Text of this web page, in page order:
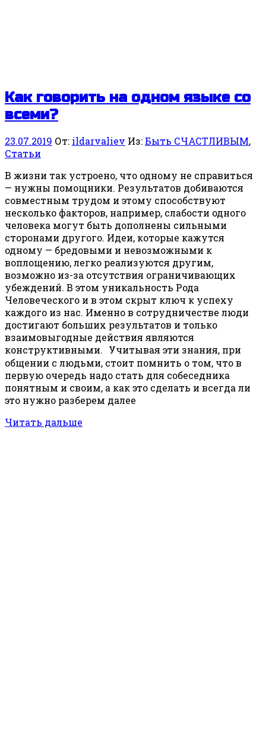
Как говорить на одном языке со
всеми?
23.07.2019 От: ildarvaliev Из:Быть СЧАСТЛИВЫМ,
Статьи
В жизни так устроено, что одному не справиться
— нужны помощники. Результатов добиваются
совместным трудом и этому способствуют
несколько факторов, например, слабости одного
человека могут быть дополнены сильными
сторонами другого. Идеи, которые кажутся
одному — бредовыми и невозможными к
воплощению, легко реализуются другим,
возможно из-за отсутствия ограничивающих
убеждений. В этом уникальность Рода
Человеческого и в этом скрыт ключ к успеху
каждого из нас. Именно в сотрудничестве люди
достигают больших результатов и только
взаимовыгодные действия являются
конструктивными. Учитывая эти знания, при
общении с людьми, стоит помнить о том, что в
первую очередь надо стать для собеседника
понятным и своим, а как это сделать и всегда ли
это нужно разберем далее
Читать дальше